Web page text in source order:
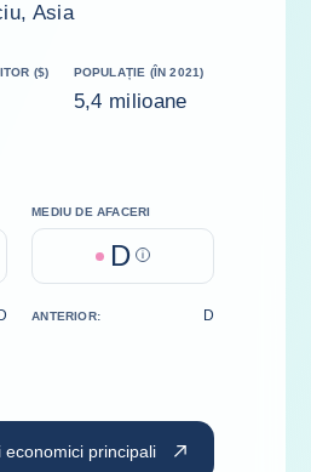
Asia
($) POPULAȚIE (ÎN 2021)
5,4 milioane
MEDIU DE AFACERI
D Help
D ANTERIOR: D
economici principali